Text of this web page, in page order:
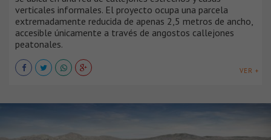
verticales informales. El proyecto ocupa una parcela
extremadamente reducida de apenas 2,5 metros de ancho,
accesible únicamente a través de angostos callejones
peatonales.
VER +